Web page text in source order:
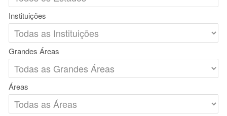
Instituições
Grandes Áreas
Áreas